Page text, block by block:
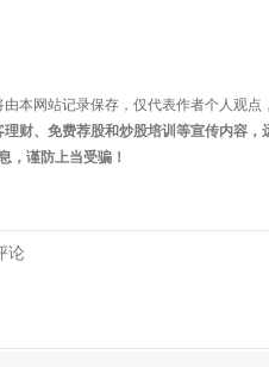
本网站记录保存，仅代表作者个人观
理财、免费荐股和炒股培训等宣传内容
，谨防上当受骗！